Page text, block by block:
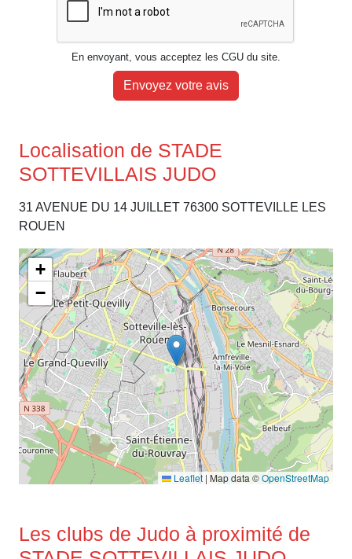
En envoyant, vous acceptez les CGU du site.
Envoyez votre avis
Localisation de STADE
SOTTEVILLAIS JUDO
31 AVENUE DU 14 JUILLET 76300 SOTTEVILLE LES
ROUEN
+
−
Leaflet |Map data ©OpenStreetMap
Les clubs de Judo à proximité de